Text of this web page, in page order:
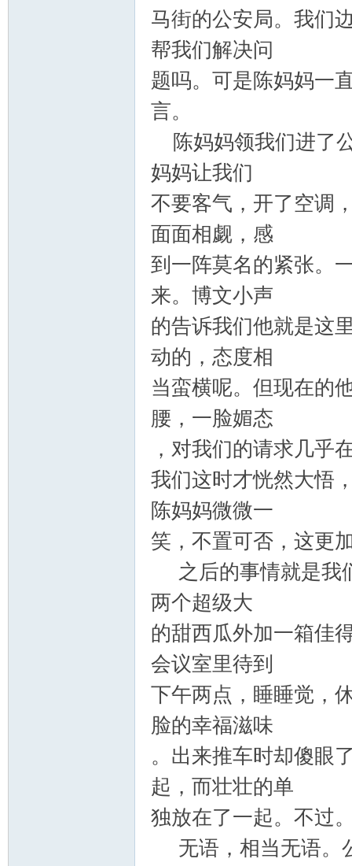
马街的公安局。我们
帮我们解决问
题吗。可是陈妈妈一
言。
陈妈妈领我们进了
妈妈让我们
不要客气，开了空调
面面相觑，感
到一阵莫名的紧张。
来。博文小声
的告诉我们他就是这
动的，态度相
当蛮横呢。但现在的
腰，一脸媚态
，对我们的请求几乎
我们这时才恍然大悟
陈妈妈微微一
笑，不置可否，这更
之后的事情就是我
两个超级大
的甜西瓜外加一箱佳
会议室里待到
下午两点，睡睡觉，
脸的幸福滋味
。出来推车时却傻眼
起，而壮壮的单
独放在了一起。不过
无语，相当无语。